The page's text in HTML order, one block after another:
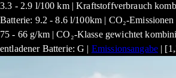
3.3 - 2.9 l/100 km | Kraftstoffverbrauch
Batterie: 9.2 - 8.6 l/100km | CO₂-
75 - 66 g/km | CO₂-Klasse gewichtet
entladener Batterie: G | Emissionsangabe |